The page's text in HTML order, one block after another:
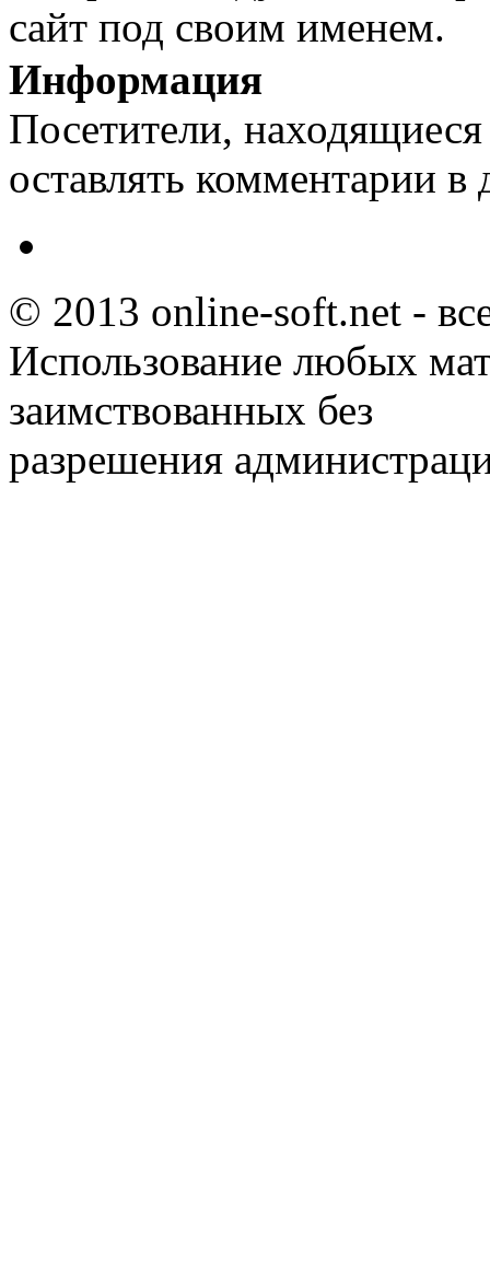
сайт под своим именем.
Информация
Посетители,
оставлять комментарии в
© 2013 online-soft.net -
Использование любых
заимствованных без
разрешения